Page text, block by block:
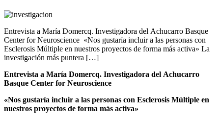
Entrevista a María Domercq. Investigadora del Achucarro Basque
Center for Neuroscience «Nos gustaría incluir a las personas con
Esclerosis Múltiple en nuestros proyectos de forma más activa» La
investigación más puntera […]
Entrevista a María Domercq. Investigadora del Achucarro
Basque Center for Neuroscience
«Nos gustaría incluir a las personas con Esclerosis Múltiple en
nuestros proyectos de forma más activa»